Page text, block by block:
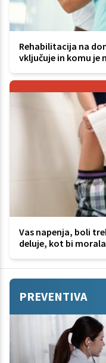
Rehabilitacija na
vključuje in komu je
Vas napenja, boli
deluje, kot bi
PREVENTIVA